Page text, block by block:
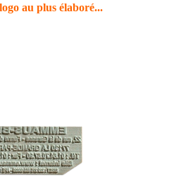
au plus élaboré...